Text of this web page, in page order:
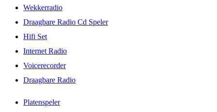
Wekkerradio
Draagbare Radio Cd Speler
Hifi Set
Internet Radio
Voicerecorder
Draagbare Radio
Platenspeler